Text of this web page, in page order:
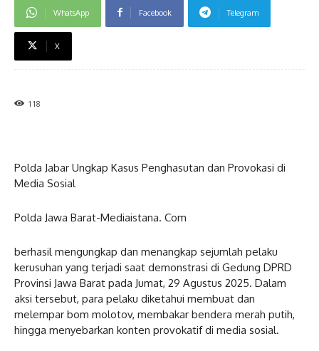
WhatsApp Facebook Telegram
X
118
Polda Jabar Ungkap Kasus Penghasutan dan Provokasi di
Media Sosial
Polda Jawa Barat-Mediaistana. Com
berhasil mengungkap dan menangkap sejumlah pelaku
kerusuhan yang terjadi saat demonstrasi di Gedung DPRD
Provinsi Jawa Barat pada Jumat, 29 Agustus 2025. Dalam
aksi tersebut, para pelaku diketahui membuat dan
melempar bom molotov, membakar bendera merah putih,
hingga menyebarkan konten provokatif di media sosial.